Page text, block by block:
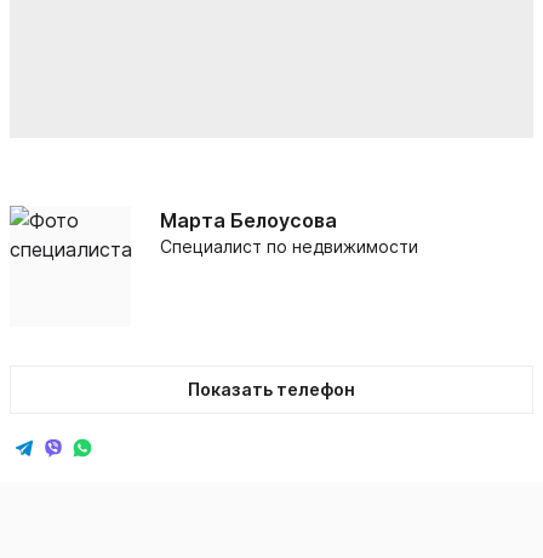
Марта Белоусова
Специалист по недвижимости
Показать телефон